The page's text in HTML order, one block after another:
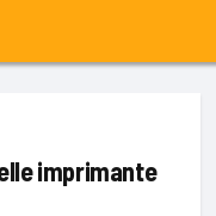
imprimante